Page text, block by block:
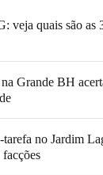
veja quais são as
Grande BH
no Jardim